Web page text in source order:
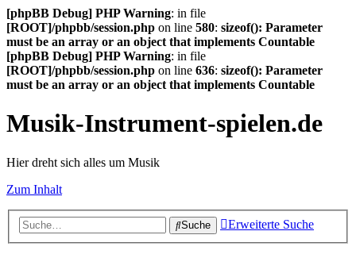
[phpBB Debug] PHP Warning: in file
[ROOT]/phpbb/session.php on line 580: sizeof(): Parameter
must be an array or an object that implements Countable
[phpBB Debug] PHP Warning: in file
[ROOT]/phpbb/session.php on line 636: sizeof(): Parameter
must be an array or an object that implements Countable
Musik-Instrument-spielen.de
Hier dreht sich alles um Musik
Zum Inhalt
Suche Erweiterte Suche